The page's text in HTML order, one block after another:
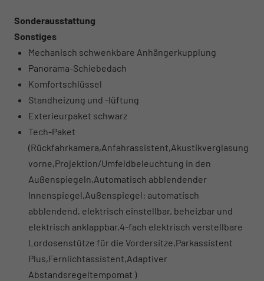
Sonderausstattung
Sonstiges
Mechanisch schwenkbare Anhängerkupplung
Panorama-Schiebedach
Komfortschlüssel
Standheizung und -lüftung
Exterieurpaket schwarz
Tech-Paket
(Rückfahrkamera,Anfahrassistent,Akustikverglasung
vorne,Projektion/Umfeldbeleuchtung in den
Außenspiegeln,Automatisch abblendender
Innenspiegel,Außenspiegel: automatisch
abblendend, elektrisch einstellbar, beheizbar und
elektrisch anklappbar,4-fach elektrisch verstellbare
Lordosenstütze für die Vordersitze,Parkassistent
Plus,Fernlichtassistent,Adaptiver
Abstandsregeltempomat )